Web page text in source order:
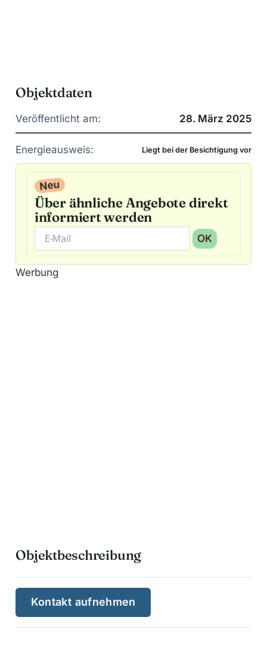
Objektdaten
Veröffentlicht am: 28. März 2025
Energieausweis: Liegt bei der Besichtigung vor
Neu
Über ähnliche Angebote direkt
informiert werden
OK
A
l
Werbung
Objektbeschreibung
Kontakt aufnehmen